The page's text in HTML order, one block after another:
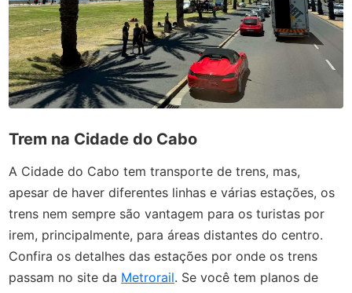
Trem na Cidade do Cabo
A Cidade do Cabo tem transporte de trens, mas,
apesar de haver diferentes linhas e várias estações, os
trens nem sempre são vantagem para os turistas por
irem, principalmente, para áreas distantes do centro.
Confira os detalhes das estações por onde os trens
passam no site da Metrorail. Se você tem planos de